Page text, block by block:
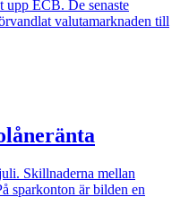
upp ECB. De senaste
valutamarknaden till
Skillnaderna mellan
sparkonton är bilden en